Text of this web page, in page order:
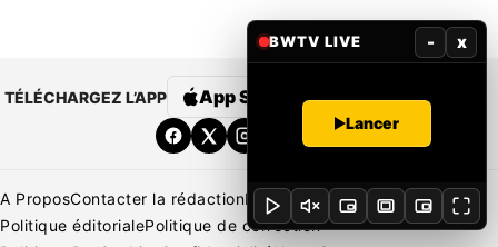
TÉLÉCHARGEZ L’APP App Store Google Play
A ProposContacter la rédactionRédaction
Mentions légales
Politique éditorialePolitique de correction
BWTV LIVE - x
Lancer